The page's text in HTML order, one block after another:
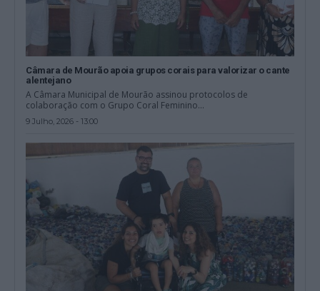
Câmara de Mourão apoia grupos corais para valorizar o cante
alentejano
A Câmara Municipal de Mourão assinou protocolos de
colaboração com o Grupo Coral Feminino...
9 Julho, 2026 - 13:00